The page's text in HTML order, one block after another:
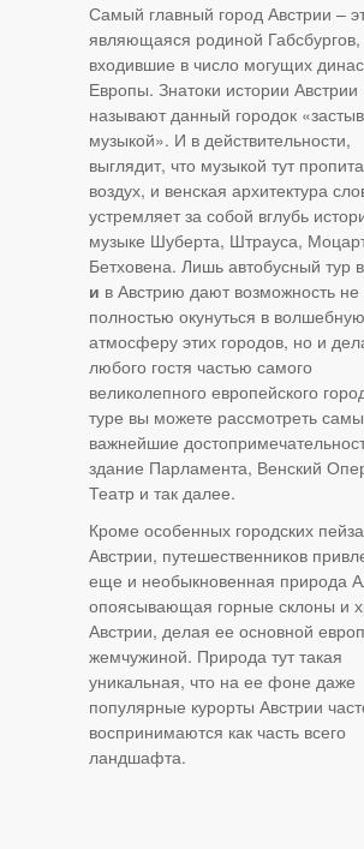
Самый главный город Австрии –
являющаяся родиной Габсбургов,
входившие в число могущих
Европы. Знатоки истории Австрии
называют данный городок
музыкой». И в действительности,
выглядит, что музыкой тут
воздух, и венская архитектура
устремляет за собой вглубь
музыке Шуберта, Штрауса,
Бетховена. Лишь автобусный тур
и в Австрию дают возможность не
полностью окунуться в волшебную
атмосферу этих городов, но и
любого гостя частью самого
великолепного европейского
туре вы можете рассмотреть
важнейшие
здание Парламента, Венский
Театр и так далее.
Кроме особенных городских
Австрии, путешественников
еще и необыкновенная природа
опоясывающая горные склоны и
Австрии, делая ее основной
жемчужиной. Природа тут такая
уникальная, что на ее фоне даже
популярные курорты Австрии
воспринимаются как часть всего
ландшафта.